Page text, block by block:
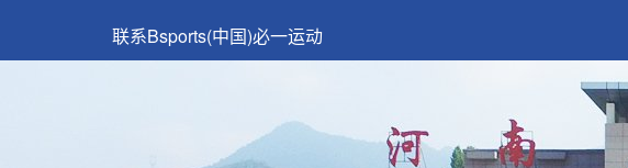
联系Bsports(中国)必一运动